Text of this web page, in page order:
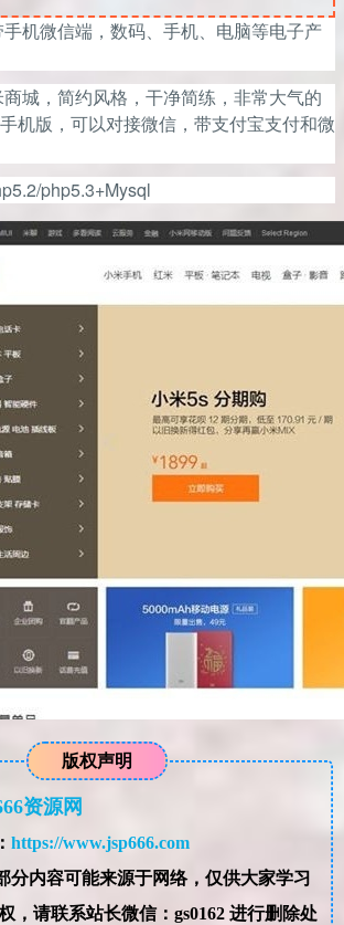
手机微信端，数码、手机、电脑等电子产
，简约风格，干净简练，非常大气的
机版，可以对接微信，带支付宝支付和微
php5.3+Mysql
版权声明
资源网
https://www.jsp666.com
分内容可能来源于网络，仅供大家学习
联系站长微信：gs0162 进行删除处